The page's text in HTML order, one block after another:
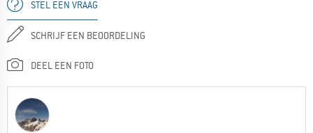
STEL EEN VRAAG
SCHRIJF EEN BEOORDELING
DEEL EEN FOTO